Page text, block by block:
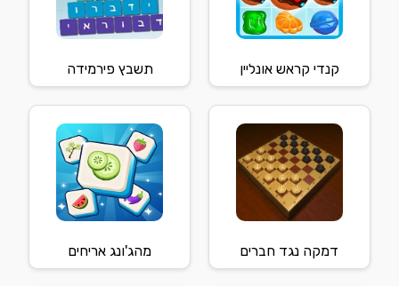
קנדי קראש אונליין תשבץ פירמידה
דמקה נגד חברים מהג'ונג אריחים